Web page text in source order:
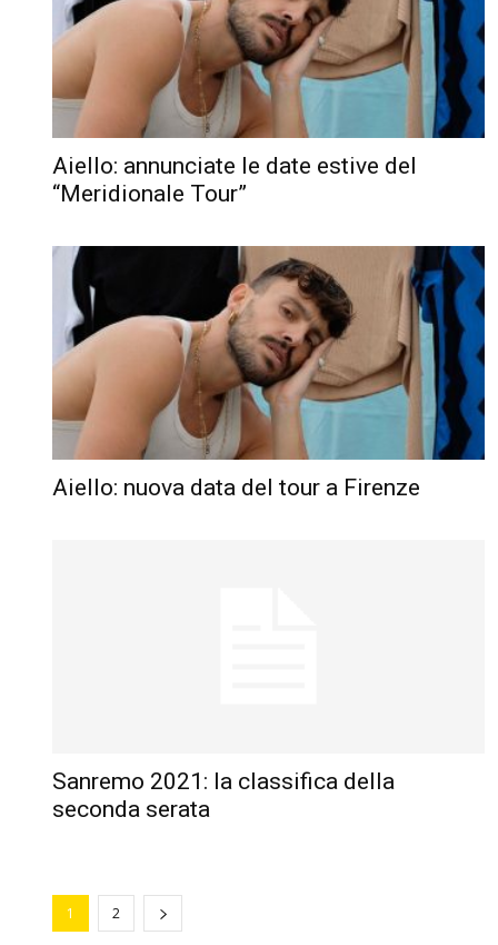
Aiello: annunciate le date estive del
“Meridionale Tour”
Aiello: nuova data del tour a Firenze
Sanremo 2021: la classifica della
seconda serata
1 2